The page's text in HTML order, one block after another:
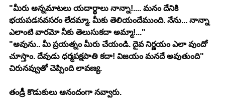
"మీరు అన్నమాటలు యదార్థాలు నాన్నా!.... మనం దేనికి
భయపడనవసరం లేదమ్మా. మీకు తెలియందేముంది. నేను... నాన్నా
ఎలాంటి వారమో నీకు తెలుసుకదా అమ్మా!..."
"అవును.. మీ ప్రయత్నం మీరు చేయండి. దైవ నిర్ణయం ఎలా వుందో
చూస్తాం. దేవుడు ధర్మపక్షపాతి కదా! విజయం మనదే అవుతుంది"
చిరునవ్వుతో చెప్పింది లావణ్య.
తండ్రీ కొడుకులు ఆనందంగా నవ్వారు.